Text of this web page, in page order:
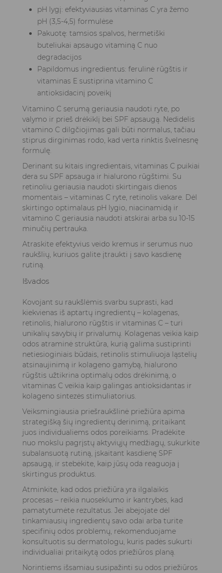
pH lygį: efektyviausias vitaminas C yra žemo
pH (3,5-4,5) formulėse
Pakuotę: tamsios spalvos, hermetiški
buteliukai apsaugo vitaminą C nuo
degradacijos
Papildomus ingredientus: ferulinė rūgštis ir
vitaminas E sustiprina vitamino C
antioksidacinį poveikį
Vitamino C serumą geriausia naudoti ryte, po
valymo ir prieš drėkiklį bei SPF apsaugą. Nedidelis
vitamino C dilgčiojimas gali būti normalus, tačiau
stiprus dirginimas rodo, kad verta rinktis švelnesnę
formulę.
Derinant su kitais ingredientais, vitaminas C puikiai
dera su SPF apsauga ir hialurono rūgštimi. Su
retinoliu geriausia naudoti skirtingais dienos
momentais – vitaminas C ryte, retinolis vakare. Dėl
skirtingo optimalaus pH lygio, niacinamidą ir
vitamino C geriausia naudoti atskirai arba su 10-15
minučių pertrauka.
Atraskite efektyvius veido kremus ir serumus nuo
raukšlių, kuriuos galite įtraukti į savo kasdienę
rutiną.
Išvados
Kovojant su raukšlėmis svarbu suprasti, kad
kiekvienas iš aptartų ingredientų – kolagenas,
retinolis, hialurono rūgštis ir vitaminas C – turi
unikalių savybių ir privalumų. Kolagenas veikia kaip
odos atraminė struktūra, kurią galima sustiprinti
netiesioginiais būdais, retinolis stimuliuoja ląstelių
atsinaujinimą ir kolageno gamybą, hialurono
rūgštis užtikrina optimalų odos drėkinimą, o
vitaminas C veikia kaip galingas antioksidantas ir
kolageno sintezės stimuliatorius.
Veiksmingiausia priešraukšlinė priežiūra apima
strategišką šių ingredientų derinimą, pritaikant
juos individualiems odos poreikiams. Pradėkite
nuo mokslu pagrįstų aktyviųjų medžiagų, sukurkite
subalansuotą rutiną, įskaitant kasdienę SPF
apsaugą, ir stebėkite, kaip jūsų oda reaguoja į
skirtingus produktus.
Atminkite, kad odos priežiūra yra ilgalaikis
procesas – reikia nuoseklumo ir kantrybės, kad
pamatytumėte rezultatus. Jei abejojate dėl
tinkamiausių ingredientų savo odai arba turite
specifinių odos problemų, rekomenduojame
konsultuotis su dermatologu, kuris padės sukurti
individualiai pritaikytą odos priežiūros planą.
Norintiems išsamiau susipažinti su odos priežiūros